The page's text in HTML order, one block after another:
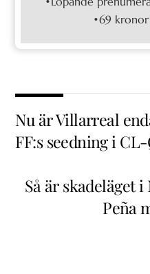
•69
Nu är Villarreal
FF:s seedning i CL-
Så är skadeläget
Peña